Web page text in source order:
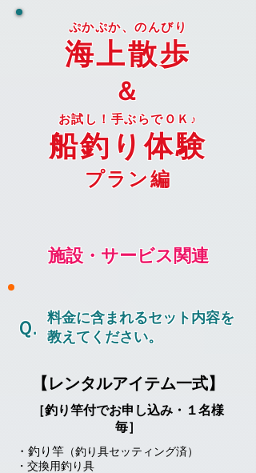
ぷかぷか、のんびり
海上散歩
＆
お試し！手ぶらでＯＫ♪
船釣り体験
​プラン編
施設・サービス関連
Ｑ.
料金に含まれる​セット内容を
教えてください。
【レンタルアイテム一式】
［釣り竿付でお申し込み・１名様
毎］
・釣り竿 （釣り具セッティング済）
・交換用釣り具